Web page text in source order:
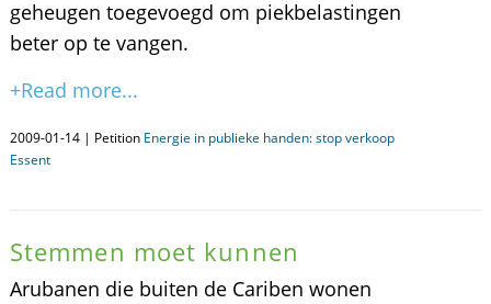
geheugen toegevoegd om piekbelastingen
beter op te vangen.
+Read more...
2009-01-14 | Petition Energie in publieke handen: stop verkoop
Essent
Stemmen moet kunnen
Arubanen die buiten de Cariben wonen